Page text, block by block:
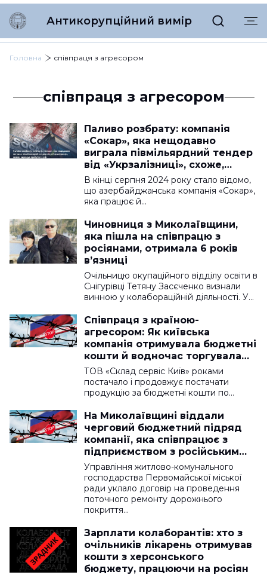
Антикорупційний вимір
Головна співпраця з агресором
співпраця з агресором
Паливо розбрату: компанія
«Сокар», яка нещодавно
виграла півмільярдний тендер
від «Укрзалізниці», схоже,
нарощує прибутки у рф
В кінці серпня 2024 року стало відомо,
що азербайджанська компанія «Сокар»,
яка працює й…
Чиновниця з Миколаївщини,
яка пішла на співпрацю з
росіянами, отримала 6 років
в’язниці
Очільницю окупаційного відділу освіти в
Снігурівці Тетяну Засєченко визнали
винною у колабораційній діяльності. У…
Співпраця з країною-
агресором: Як київська
компанія отримувала бюджетні
кошти й водночас торгувала
російськими товарами
ТОВ «Склад сервіс Київ» роками
постачало і продовжує постачати
продукцію за бюджетні кошти по…
На Миколаївщині віддали
черговий бюджетний підряд
компанії, яка співпрацює з
підприємством з російським
власником
Управління житлово-комунального
господарства Первомайської міської
ради уклало договір на проведення
поточного ремонту дорожнього
покриття…
Зарплати колаборантів: хто з
очільників лікарень отримував
кошти з херсонського
бюджету, працюючи на росіян